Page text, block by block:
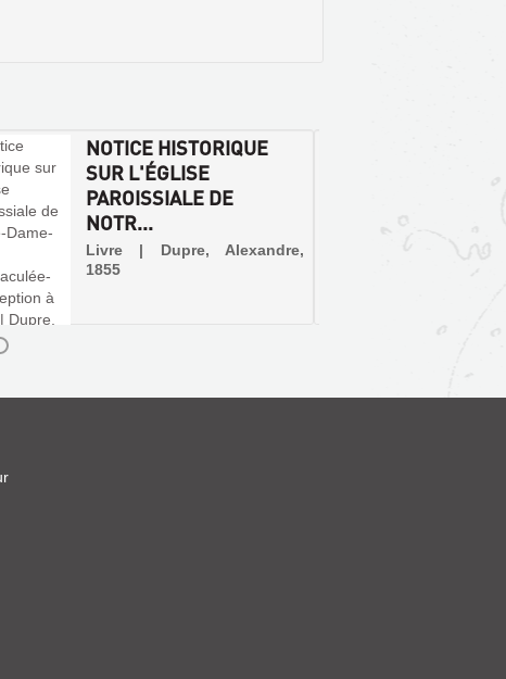
NOTICE HISTORIQUE
SUR L'ÉGLISE
PAROISSIALE DE
NOTR...
Livre | Dupre, Alexandre,
1855